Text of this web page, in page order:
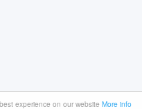
experience on our website More info